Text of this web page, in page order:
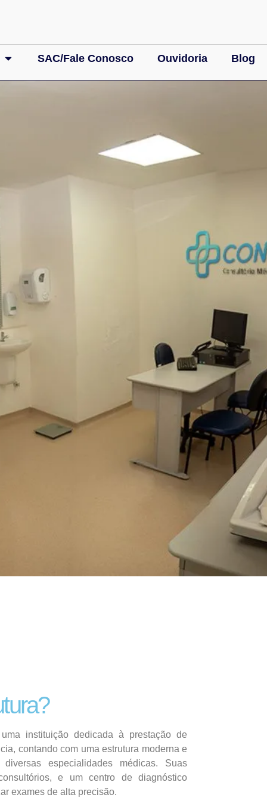
SAC/Fale Conosco Ouvidoria Blog
instituição dedicada à prestação de
contando com uma estrutura moderna e
especialidades médicas. Suas
e um centro de diagnóstico
exames de alta precisão.